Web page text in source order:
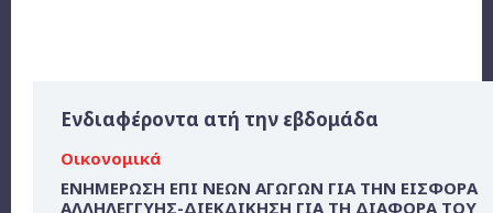
Ενδιαφέροντα ατή την εβδομάδα
Οικονομικά
ΕΝΗΜΕΡΩΣΗ ΕΠΙ ΝΕΩΝ ΑΓΩΓΩΝ ΓΙΑ ΤΗΝ ΕΙΣΦΟΡΑ
ΑΛΛΗΛΕΓΓΥΗΣ-ΔΙΕΚΔΙΚΗΣΗ ΓΙΑ ΤΗ ΔΙΑΦΟΡΑ ΤΟΥ